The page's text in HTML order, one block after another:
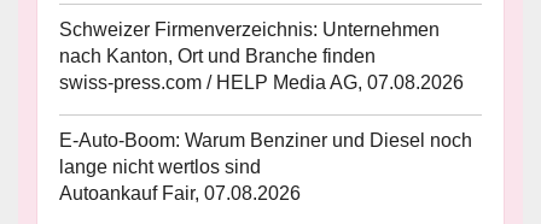
Schweizer Firmenverzeichnis: Unternehmen
nach Kanton, Ort und Branche finden
swiss-press.com / HELP Media AG, 07.08.2026
E-Auto-Boom: Warum Benziner und Diesel noch
lange nicht wertlos sind
Autoankauf Fair, 07.08.2026